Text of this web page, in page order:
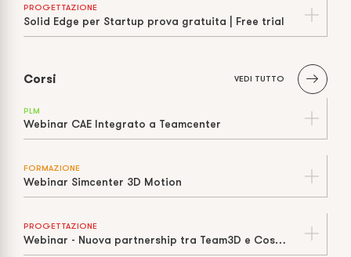
PROGETTAZIONE
Solid Edge per Startup prova gratuita | Free trial
Corsi VEDI TUTTO
PLM
Webinar CAE Integrato a Teamcenter
FORMAZIONE
Webinar Simcenter 3D Motion
PROGETTAZIONE
Webinar - Nuova partnership tra Team3D e Cosmos Italia